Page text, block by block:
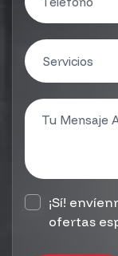
¡Sí!
ofertas